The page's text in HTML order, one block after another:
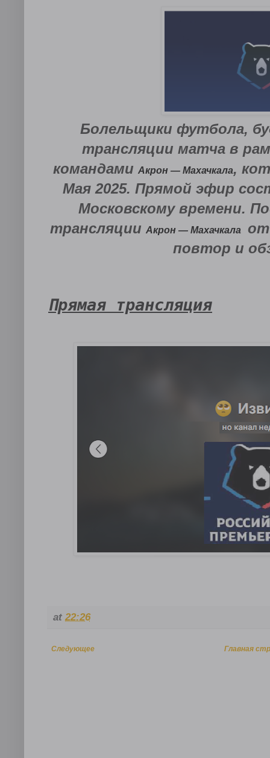
Болельщики футбола,
трансляции матча в
командамиАкрон — Махачкала,
Мая 2025. Прямой эфир
Московскому времени.
трансляцииАкрон — Махачкала
от
повтор и
Прямая трансляция
at 22:26
Следующее Главная